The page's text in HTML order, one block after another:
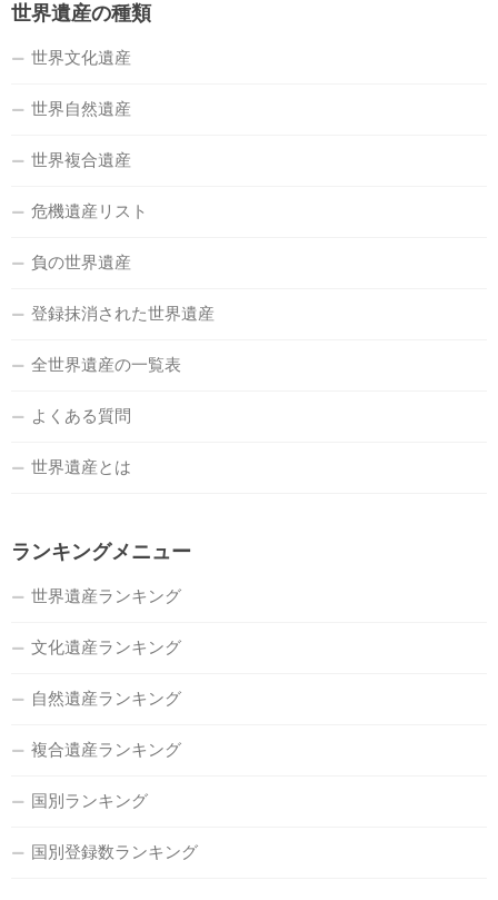
世界遺産の種類
世界文化遺産
世界自然遺産
世界複合遺産
危機遺産リスト
負の世界遺産
登録抹消された世界遺産
全世界遺産の一覧表
よくある質問
世界遺産とは
ランキングメニュー
世界遺産ランキング
文化遺産ランキング
自然遺産ランキング
複合遺産ランキング
国別ランキング
国別登録数ランキング